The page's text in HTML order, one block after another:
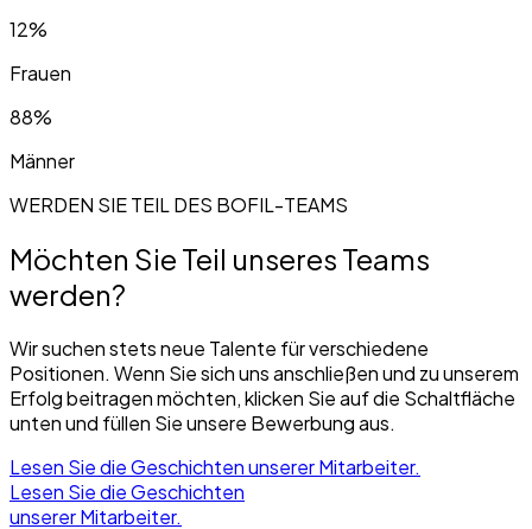
12%
Frauen
88%
Männer
WERDEN SIE TEIL DES BOFIL-TEAMS
Möchten Sie Teil unseres Teams
werden?
Wir suchen stets neue Talente für verschiedene
Positionen. Wenn Sie sich uns anschließen und zu unserem
Erfolg beitragen möchten, klicken Sie auf die Schaltfläche
unten und füllen Sie unsere Bewerbung aus.
Lesen Sie die Geschichten unserer Mitarbeiter.
Lesen Sie die Geschichten
unserer Mitarbeiter.